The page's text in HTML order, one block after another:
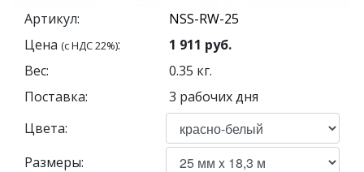
Артикул:
Цена (с НДС 22%): 1 911 руб.
Вес:
0.35 кг.
Поставка:
3 рабочих дня
Цвета:
Размеры: